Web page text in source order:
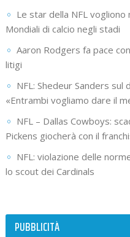
Le star della NFL
Mondiali di calcio negli stadi
Aaron Rodgers fa pace
litigi
NFL: Shedeur Sanders sul
«Entrambi vogliamo dare il
NFL – Dallas Cowboys:
Pickens giocherà con il
NFL: violazione delle
lo scout dei Cardinals
PUBBLICITÀ